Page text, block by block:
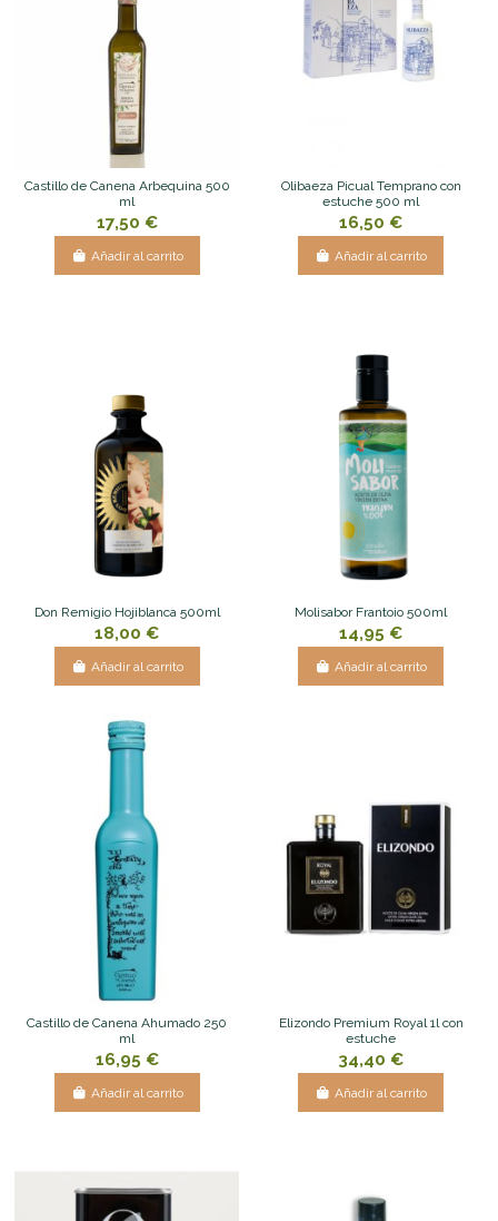
Castillo de Canena Arbequina 500
ml
17,50 €
Añadir al carrito
Olibaeza Picual Temprano con
estuche 500 ml
16,50 €
Añadir al carrito
Don Remigio Hojiblanca 500ml
18,00 €
Añadir al carrito
Molisabor Frantoio 500ml
14,95 €
Añadir al carrito
Castillo de Canena Ahumado 250
ml
16,95 €
Añadir al carrito
Elizondo Premium Royal 1l con
estuche
34,40 €
Añadir al carrito